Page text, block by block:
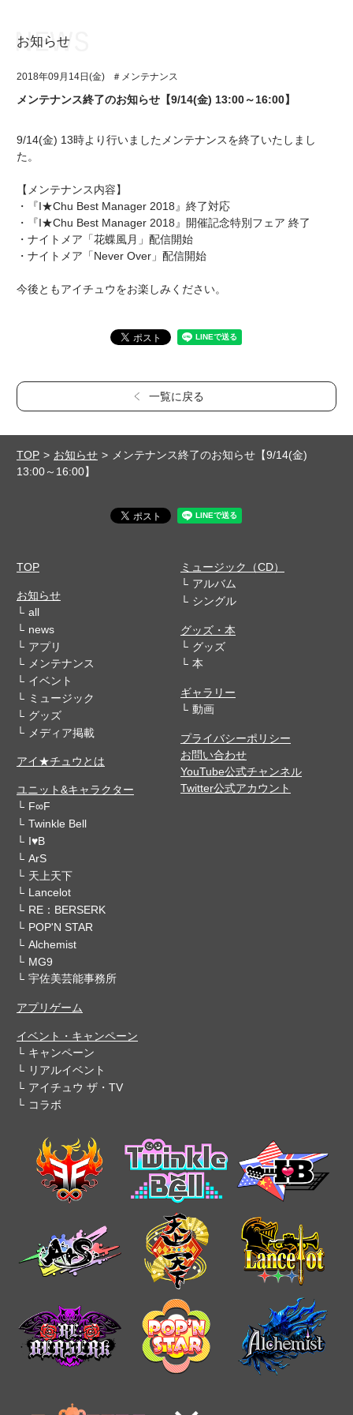
イベント・キャンペーン
ミュージック
グッズ・本
アプリゲーム
イベント・キャンペーン
ミュージック
お知らせ
2018年09月14日(金) ＃メンテナンス
メンテナンス終了のお知らせ【9/14(金) 13:00～16:00】
9/14(金) 13時より行いましたメンテナンスを終了いたしまし
た。
【メンテナンス内容】
・『I★Chu Best Manager 2018』終了対応
・『I★Chu Best Manager 2018』開催記念特別フェア 終了
・ナイトメア「花蝶風月」配信開始
・ナイトメア「Never Over」配信開始
今後ともアイチュウをお楽しみください。
一覧に戻る
TOP お知らせ
メンテナンス終了のお知らせ【9/14(金)
13:00～16:00】
TOP
お知らせ
all
news
アプリ
メンテナンス
イベント
ミュージック
グッズ
メディア掲載
アイ★チュウとは
ユニット&キャラクター
F∞F
Twinkle Bell
I♥B
ArS
天上天下
Lancelot
RE：BERSERK
POP'N STAR
Alchemist
MG9
宇佐美芸能事務所
アプリゲーム
イベント・キャンペーン
キャンペーン
リアルイベント
アイチュウ ザ・TV
コラボ
ミュージック（CD）
アルバム
シングル
グッズ・本
グッズ
本
ギャラリー
動画
プライバシーポリシー
お問い合わせ
YouTube公式チャンネル
Twitter公式アカウント